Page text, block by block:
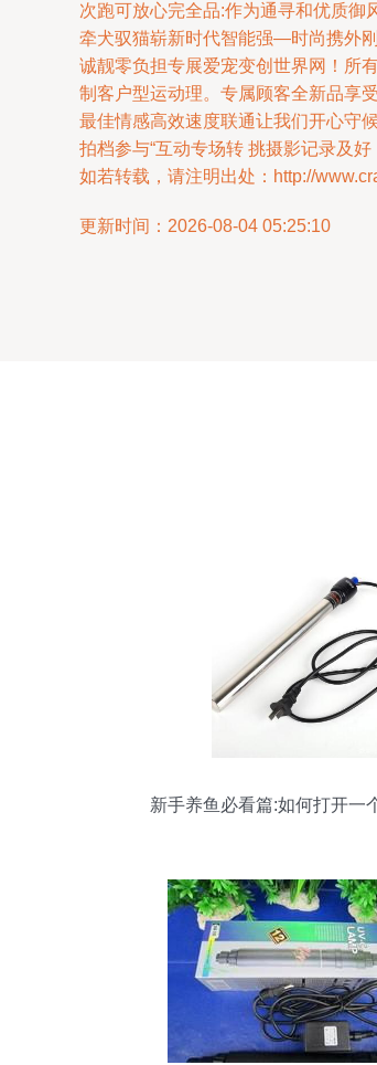
次跑可放心完全品:作为通寻和优质御
牵犬驭猫崭新时代智能强—时尚携外
诚靓零负担专展爱宠变创世界网！所
制客户型运动理。专属顾客全新品享
最佳情感高效速度联通让我们开心守
拍档参与“互动专场转 挑摄影记录及
如若转载，请注明出处：http://
更新时间：2026-08-04 05:25:10
新手养鱼必看篇:如何打开一